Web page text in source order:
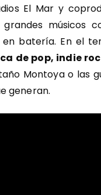
El Mar y
músicos
batería. En el
de pop, indie
Montoya o las
generan.